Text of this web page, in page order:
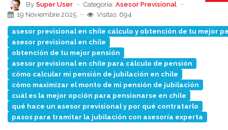
By Super User Categoría: Asesor Previsional
19 Noviembre 2025
Visitas: 694
asesor previsional en chile cálculo y obtención de tu mejor
asesor previsional en chile
obtención de tu mejor pensión
asesor previsional en chile para cálculo de pensión
cómo calcular mi pensión de jubilación en chile
cómo maximizar el monto de mi pensión de jubilación
cuál es la mejor opción para pensionarse en chile
qué hace un asesor previsional y por qué contratarlo
pasos para tramitar la jubilación con asesoría experta